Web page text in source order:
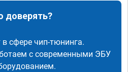
доверять?
сфере чип-тюнинга.
с современными ЭБУ